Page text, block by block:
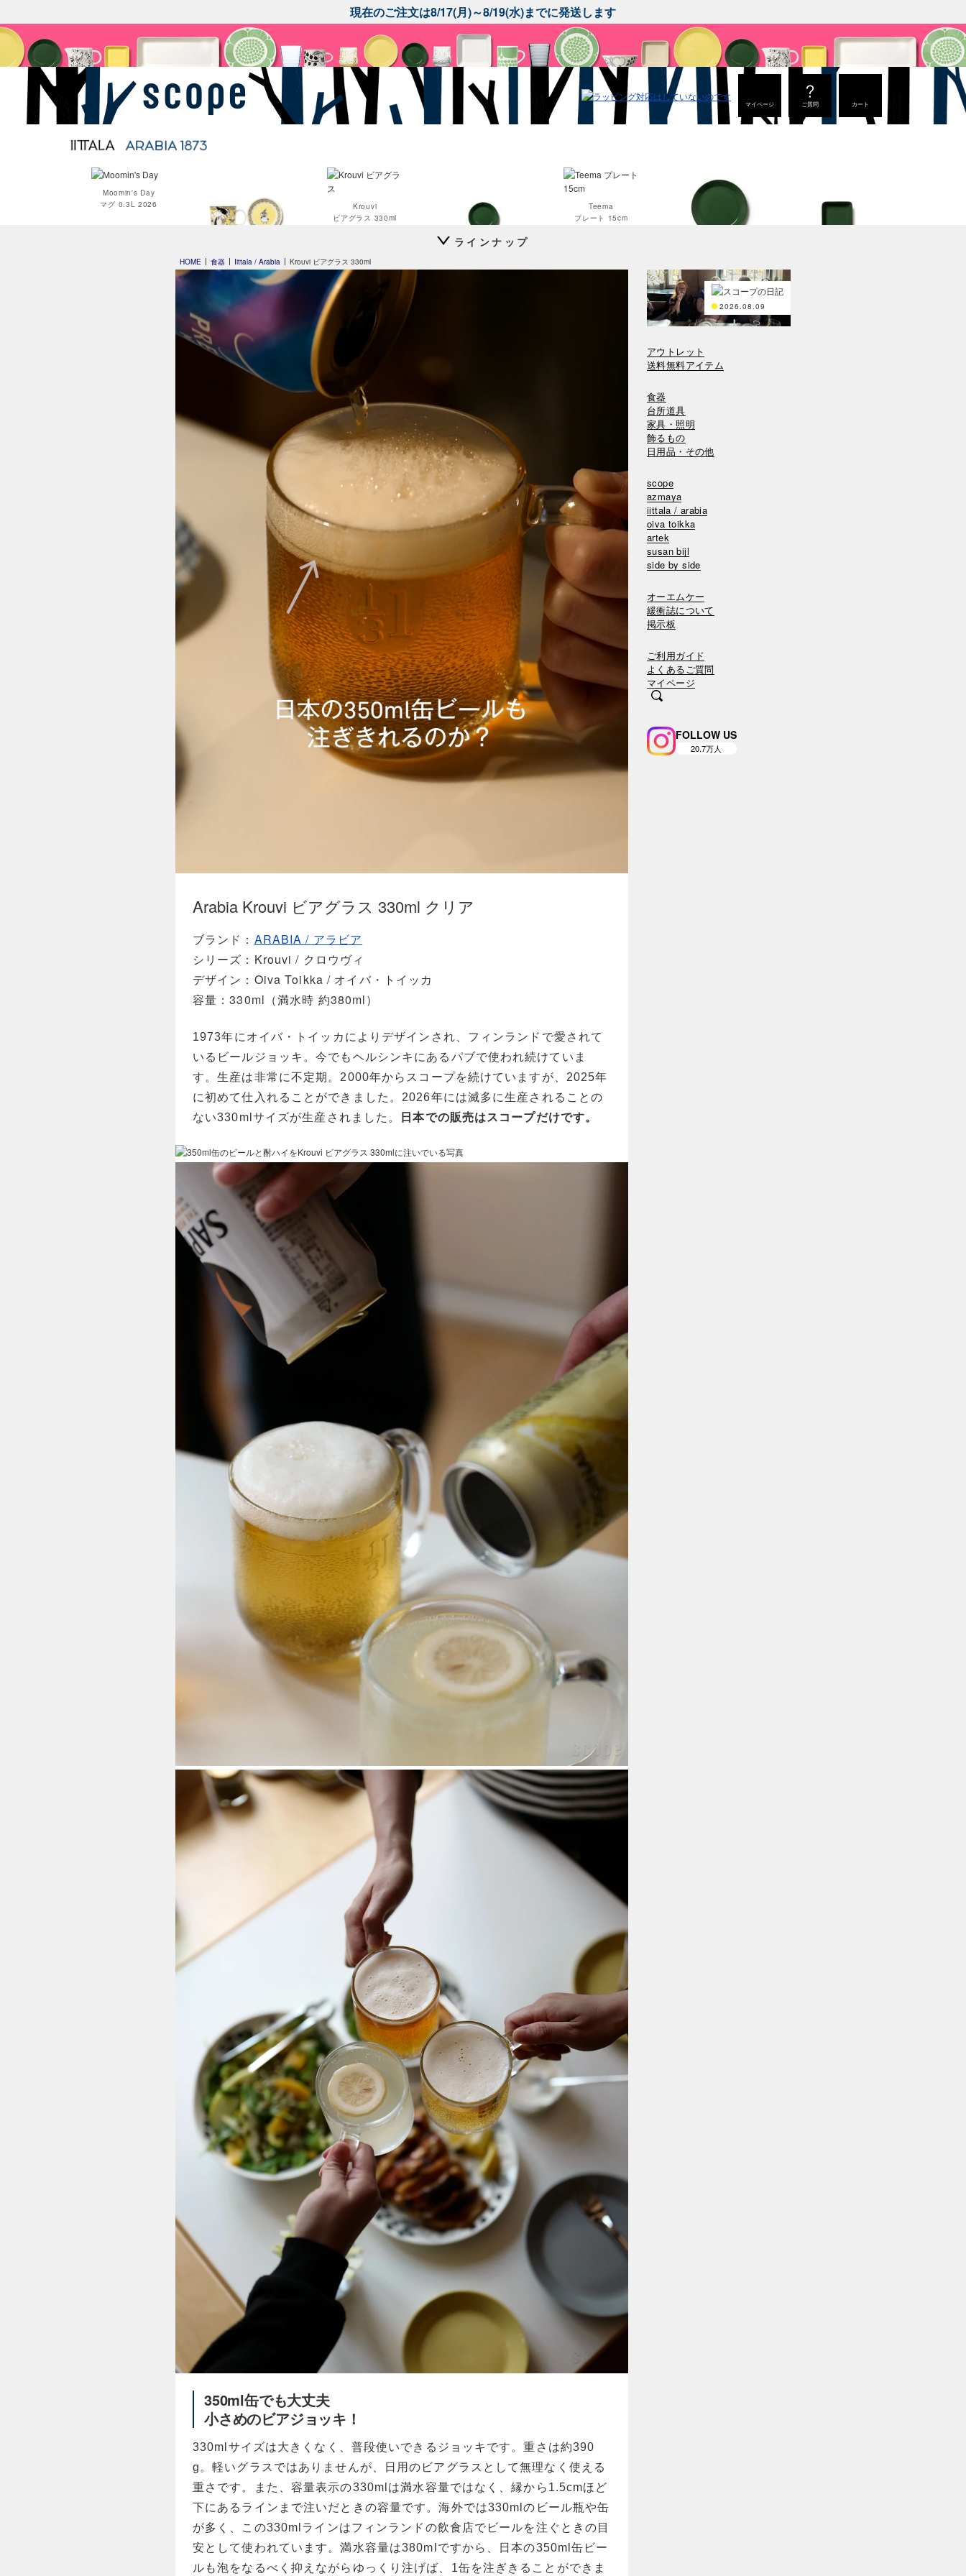
現在のご注文は8/17(月)～8/19(水)までに発送します
マイページ ご質問 カート
Moomin's Day
マグ 0.3L 2026
Krouvi
ビアグラス 330ml
Teema
プレート 15cm
ラインナップ
HOME 食器 Iittala / Arabia Krouvi ビアグラス 330ml
Arabia Krouvi ビアグラス 330ml クリア
ブランド
ARABIA / アラビア
シリーズ
Krouvi / クロウヴィ
デザイン
Oiva Toikka / オイバ・トイッカ
容量
330ml（満水時 約380ml）
1973年にオイバ・トイッカによりデザインされ、フィンランドで愛されて
いるビールジョッキ。今でもヘルシンキにあるパブで使われ続けていま
す。生産は非常に不定期。2000年からスコープを続けていますが、2025年
に初めて仕入れることができました。2026年には滅多に生産されることの
ない330mlサイズが生産されました。
日本での販売はスコープだけです。
350ml缶でも大丈夫
小さめのビアジョッキ！
330mlサイズは大きくなく、普段使いできるジョッキです。重さは約390
g。軽いグラスではありませんが、日用のビアグラスとして無理なく使える
重さです。また、容量表示の330mlは満水容量ではなく、縁から1.5cmほど
下にあるラインまで注いだときの容量です。海外では330mlのビール瓶や缶
が多く、この330mlラインはフィンランドの飲食店でビールを注ぐときの目
安として使われています。満水容量は380mlですから、日本の350ml缶ビー
ルも泡をなるべく抑えながらゆっくり注げば、1缶を注ぎきることができま
2026.08.09
アウトレット
送料無料アイテム
食器
台所道具
家具・照明
飾るもの
日用品・その他
scope
azmaya
iittala / arabia
oiva toikka
artek
susan bijl
side by side
オーエムケー
緩衝誌について
掲示板
ご利用ガイド
よくあるご質問
マイページ
FOLLOW US